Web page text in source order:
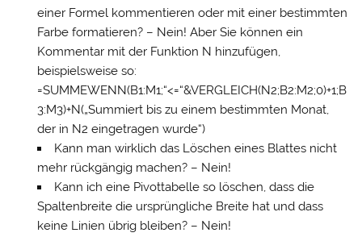
einer Formel kommentieren oder mit einer bestimmten
Farbe formatieren? – Nein! Aber Sie können ein
Kommentar mit der Funktion N hinzufügen,
beispielsweise so:
=SUMMEWENN(B1:M1;“<=“&VERGLEICH(N2;B2:M2;0)+1;B
3:M3)+N(„Summiert bis zu einem bestimmten Monat,
der in N2 eingetragen wurde“)
Kann man wirklich das Löschen eines Blattes nicht
mehr rückgängig machen? – Nein!
Kann ich eine Pivottabelle so löschen, dass die
Spaltenbreite die ursprüngliche Breite hat und dass
keine Linien übrig bleiben? – Nein!